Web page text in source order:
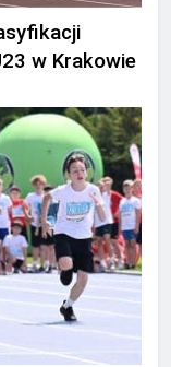
w Krakowie